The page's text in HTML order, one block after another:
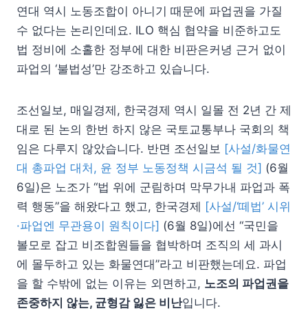
연대 역시 노동조합이 아니기 때문에 파업권을 가질
수 없다는 논리인데요. ILO 핵심 협약을 비준하고도
법 정비에 소홀한 정부에 대한 비판은커녕 근거 없이
파업의 ‘불법성’만 강조하고 있습니다.
조선일보, 매일경제, 한국경제 역시 일몰 전 2년 간 제
대로 된 논의 한번 하지 않은 국토교통부나 국회의 책
임은 다루지 않았습니다. 반면 조선일보 [사설/화물연
대 총파업 대처, 윤 정부 노동정책 시금석 될 것] (6월
6일)은 노조가 “법 위에 군림하며 막무가내 파업과 폭
력 행동”을 해왔다고 했고, 한국경제 [사설/‘떼법’ 시위
·파업엔 무관용이 원칙이다] (6월 8일)에선 “국민을
볼모로 잡고 비조합원들을 협박하며 조직의 세 과시
에 몰두하고 있는 화물연대”라고 비판했는데요. 파업
을 할 수밖에 없는 이유는 외면하고, 노조의 파업권을
존중하지 않는, 균형감 잃은 비난입니다.